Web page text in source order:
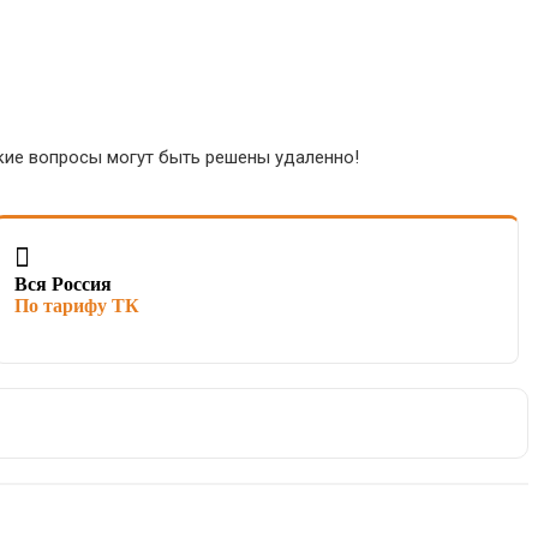
вопросы могут быть решены удаленно!

Вся Россия
По тарифу ТК